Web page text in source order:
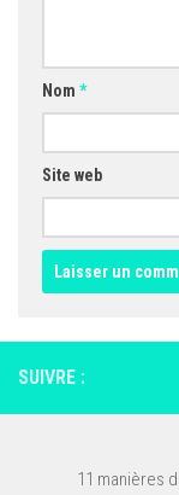
Nom *
Site web
SUIVRE :
11 manières